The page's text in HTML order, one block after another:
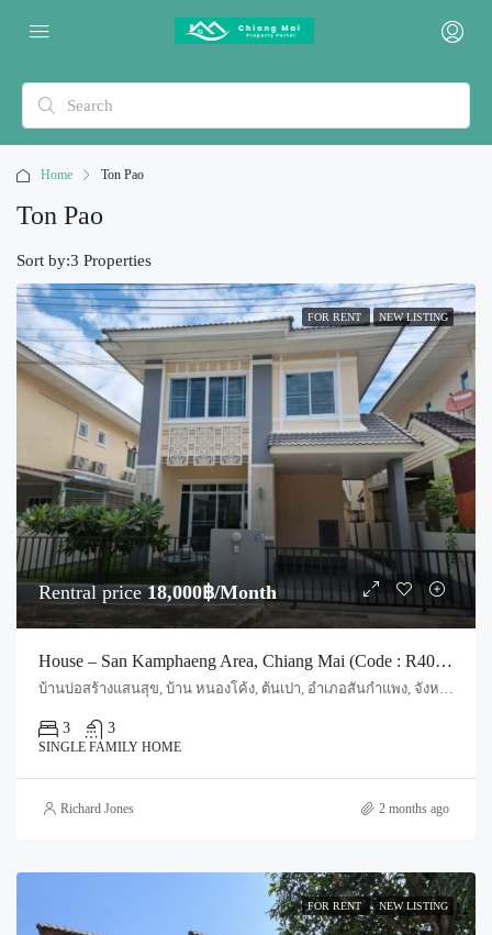
Home Ton Pao
Ton Pao
3 Properties
Sort by:
FOR RENT NEW LISTING
Rentral price18,000฿/Month
House – San Kamphaeng Area, Chiang Mai (Code : R4039)
3 3
SINGLE FAMILY HOME
Richard Jones 2 months ago
FOR RENT NEW LISTING